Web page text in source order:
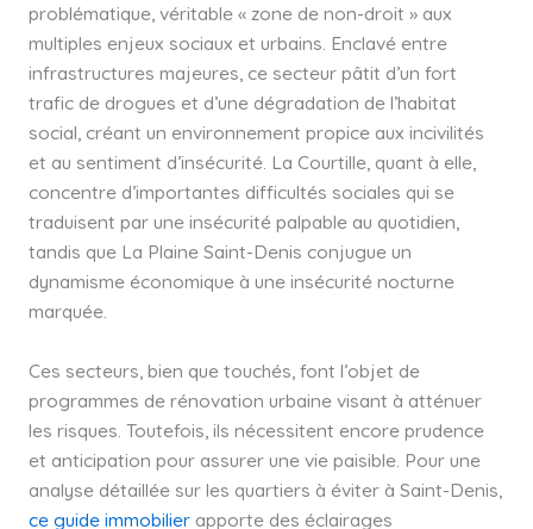
problématique, véritable « zone de non-droit » aux
multiples enjeux sociaux et urbains. Enclavé entre
infrastructures majeures, ce secteur pâtit d’un fort
trafic de drogues et d’une dégradation de l’habitat
social, créant un environnement propice aux incivilités
et au sentiment d’insécurité. La Courtille, quant à elle,
concentre d’importantes difficultés sociales qui se
traduisent par une insécurité palpable au quotidien,
tandis que La Plaine Saint-Denis conjugue un
dynamisme économique à une insécurité nocturne
marquée.
Ces secteurs, bien que touchés, font l’objet de
programmes de rénovation urbaine visant à atténuer
les risques. Toutefois, ils nécessitent encore prudence
et anticipation pour assurer une vie paisible. Pour une
analyse détaillée sur les quartiers à éviter à Saint-Denis,
ce guide immobilierapporte des éclairages